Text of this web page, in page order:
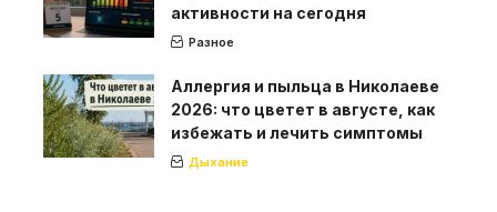
активности на сегодня
Разное
Аллергия и пыльца в Николаеве
2026: что цветет в августе, как
избежать и лечить симптомы
Дыхание